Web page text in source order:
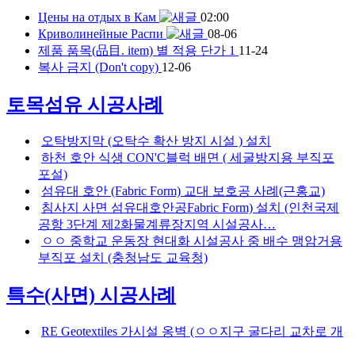
Цены на отдых в Кам
02:00
Криволинейные Распи
08-06
제품 품목(品目. item) 별 적용 단가 1 11-24
복사 금지 (Don't copy) 12-06
토목섬유 시공사례
오탁방지막 (오탁수 확산 방지 시설 ) 설치
하천 호안 식생 CON'C블럭 배면 ( 세굴방지용 부직포
포설)
섬유대 호안 (Fabric Form) 교대 보호공 사례(근홍교)
침사지 사면 섬유대호안공Fabric Form) 설치 (인천국제
공항 3단계 제2화물계류장지역 시설공사…
ㅇㅇ 중학교 운동장 현대화 시설공사 중 배수 맹암거용
부직포 설치 (충청남도 교육청)
특수(사면) 시공사례
RE Geotextiles 가시설 옹벽 (ㅇㅇ지구 굴다리 교차로 개